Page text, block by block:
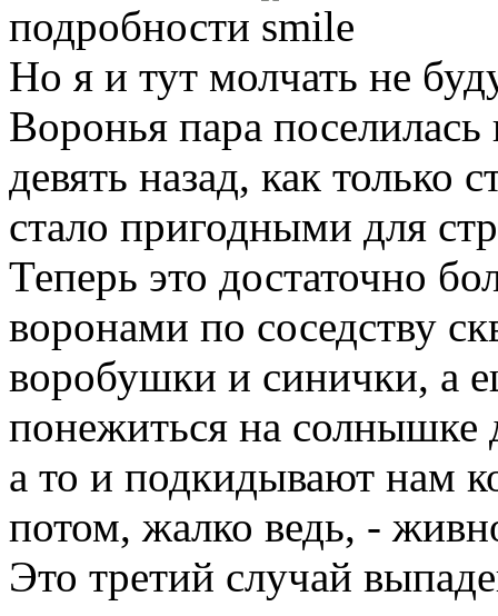
подробности
Но я и тут молчать не
Воронья пара
девять назад, как только
стало пригодными для
Теперь это достаточно
воронами по соседству
воробушки и синички, а
понежиться на солнышке
а то и подкидывают нам
потом, жалко ведь, -
Это третий случай